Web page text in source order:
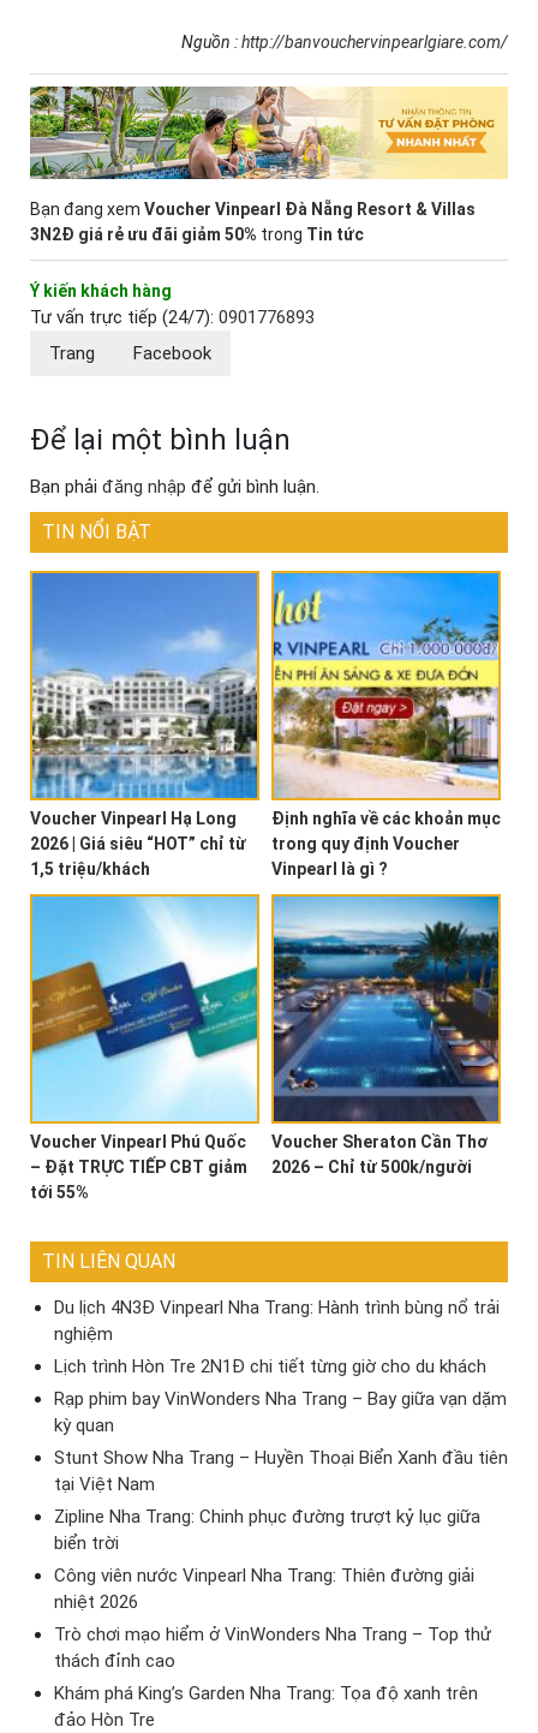
Nguồn :http://banvouchervinpearlgiare.com/
Bạn đang xem Voucher Vinpearl Đà Nẵng Resort & Villas
3N2Đ giá rẻ ưu đãi giảm 50% trong Tin tức
Ý kiến khách hàng
Tư vấn trực tiếp (24/7): 0901776893
Trang
Facebook
Để lại một bình luận
Bạn phải đăng nhập để gửi bình luận.
TIN NỔI BẬT
Voucher Vinpearl Hạ Long
2026 | Giá siêu “HOT” chỉ từ
1,5 triệu/khách
Định nghĩa về các khoản mục
trong quy định Voucher
Vinpearl là gì ?
Voucher Vinpearl Phú Quốc
– Đặt TRỰC TIẾP CBT giảm
tới 55%
Voucher Sheraton Cần Thơ
2026 – Chỉ từ 500k/người
TIN LIÊN QUAN
Du lịch 4N3Đ Vinpearl Nha Trang: Hành trình bùng nổ trải
nghiệm
Lịch trình Hòn Tre 2N1Đ chi tiết từng giờ cho du khách
Rạp phim bay VinWonders Nha Trang – Bay giữa vạn dặm
kỳ quan
Stunt Show Nha Trang – Huyền Thoại Biển Xanh đầu tiên
tại Việt Nam
Zipline Nha Trang: Chinh phục đường trượt kỷ lục giữa
biển trời
Công viên nước Vinpearl Nha Trang: Thiên đường giải
nhiệt 2026
Trò chơi mạo hiểm ở VinWonders Nha Trang – Top thử
thách đỉnh cao
Khám phá King’s Garden Nha Trang: Tọa độ xanh trên
đảo Hòn Tre